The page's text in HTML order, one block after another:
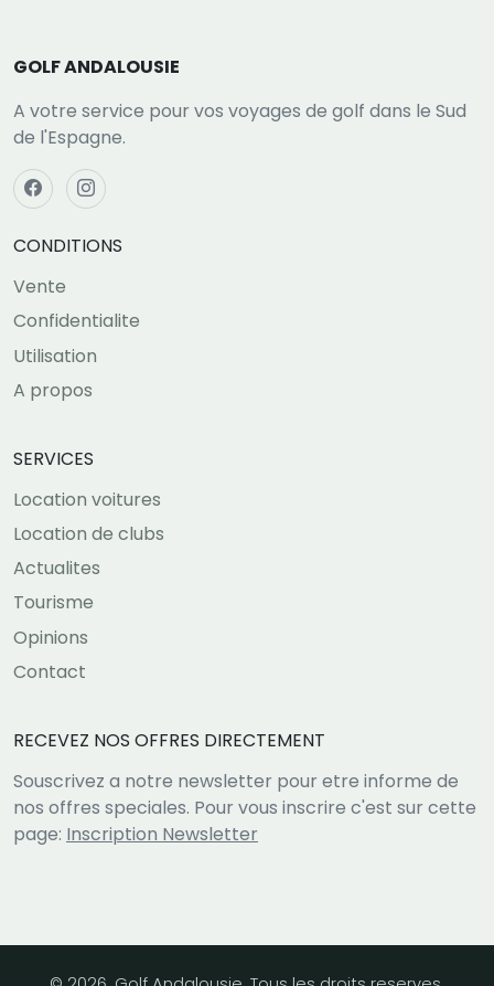
GOLF ANDALOUSIE
A votre service pour vos voyages de golf dans le Sud
de l'Espagne.
CONDITIONS
Vente
Confidentialite
Utilisation
A propos
SERVICES
Location voitures
Location de clubs
Actualites
Tourisme
Opinions
Contact
RECEVEZ NOS OFFRES DIRECTEMENT
Souscrivez a notre newsletter pour etre informe de
nos offres speciales. Pour vous inscrire c'est sur cette
page: Inscription Newsletter